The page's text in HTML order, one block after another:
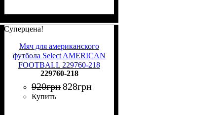
Суперцена!
Мяч для американского
футбола Select AMERICAN
FOOTBALL 229760-218
Размер 5
229760-218
920грн828грн
Купить